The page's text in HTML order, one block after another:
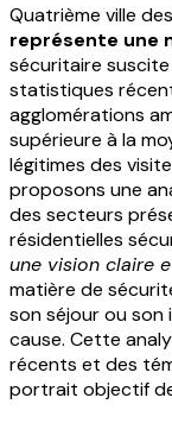
Quatrième ville
représente une
sécuritaire
statistiques
agglomérations
supérieure à la
légitimes des
proposons une
des secteurs
résidentielles
une vision claire
matière de
son séjour ou
cause. Cette
récents et des
portrait objectif